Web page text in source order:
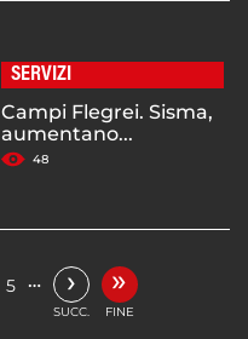
SERVIZI
Campi Flegrei. Sisma,
aumentano...
48
5 … ›
SUCC.
»
FINE